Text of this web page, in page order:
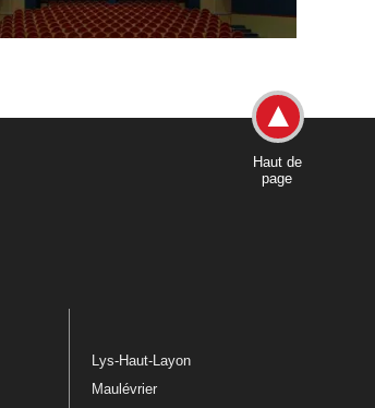
Haut de
page
Lys-Haut-Layon
Maulévrier